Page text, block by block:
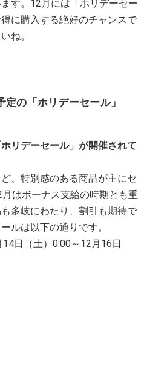
す。12月には「ホリデーセー
に購入する絶好のチャンスで
ね。
定の「ホリデーセール」
リデーセール」が開催されて
、特別感のある商品が主にセ
はボーナス支給の時期とも重
多岐にわたり、割引も期待で
ルは以下の通りです。
日（土）0:00～12月16日